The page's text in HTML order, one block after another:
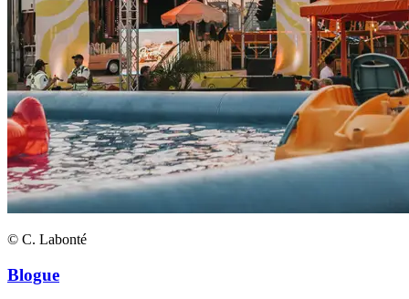
© C. Labonté
Blogue